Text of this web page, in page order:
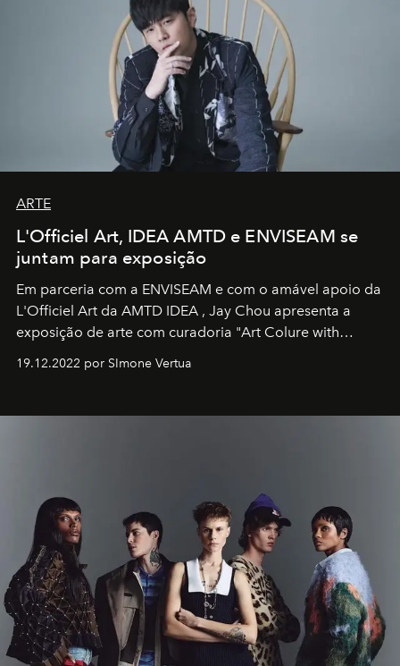
ARTE
L'Officiel Art, IDEA AMTD e ENVISEAM se
juntam para exposição
Em parceria com a ENVISEAM e com o amável apoio da
L'Officiel Art da AMTD IDEA , Jay Chou apresenta a
exposição de arte com curadoria "Art Colure with
19.12.2022 por SImone Vertua